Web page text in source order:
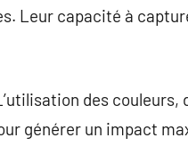
Leur capacité à
des couleurs,
générer un impact